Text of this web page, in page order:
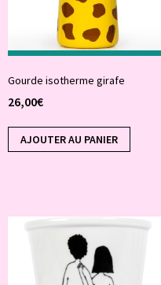
Gourde isotherme girafe
26,00€
AJOUTER AU PANIER